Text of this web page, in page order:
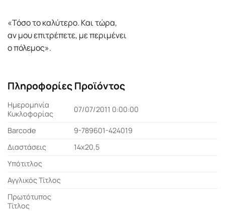
«Τόσο το καλύτερο. Και τώρα,
αν µου επιτρέπετε, µε περιµένει
ο πόλεµος».
Πληροφορίες Προϊόντος
Ημερομηνία
Κυκλοφορίας
07/07/2011 0:00:00
Barcode
9-789601-424019
Διαστάσεις
14x20,5
Υπότιτλος
Αγγλικός Τίτλος
Πρωτότυπος
Τίτλος